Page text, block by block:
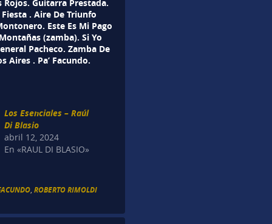
Guitarra Prestada.
. Aire De Triunfo
Este Es Mi Pago
(zamba). Si Yo
Pacheco. Zamba De
Aires . Pa’ Facundo.
Los Esenciales – Raúl
Di Blasio
abril 12, 2024
En «RAUL DI BLASIO»
,ROBERTO RIMOLDI